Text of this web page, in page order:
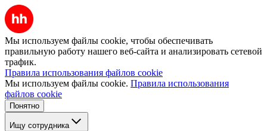
Мы используем файлы cookie, чтобы обеспечивать
правильную работу нашего веб-сайта и анализировать сетевой
трафик.
Правила использования файлов cookie
Мы используем файлы cookie. Правила использования
файлов cookie
Понятно
Ищу сотрудника